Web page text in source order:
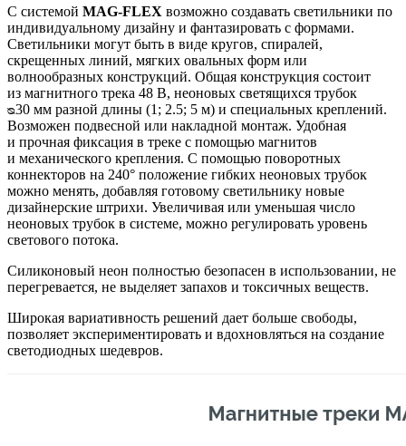
С системой MAG-FLEX возможно создавать светильники по
индивидуальному дизайну и фантазировать с формами.
Светильники могут быть в виде кругов, спиралей,
скрещенных линий, мягких овальных форм или
волнообразных конструкций. Общая конструкция состоит
из магнитного трека 48 В, неоновых светящихся трубок
ᴓ30 мм разной длины (1; 2.5; 5 м) и специальных креплений.
Возможен подвесной или накладной монтаж. Удобная
и прочная фиксация в треке с помощью магнитов
и механического крепления. С помощью поворотных
коннекторов на 240° положение гибких неоновых трубок
можно менять, добавляя готовому светильнику новые
дизайнерские штрихи. Увеличивая или уменьшая число
неоновых трубок в системе, можно регулировать уровень
светового потока.
Силиконовый неон полностью безопасен в использовании, не
перегревается, не выделяет запахов и токсичных веществ.
Широкая вариативность решений дает больше свободы,
позволяет экспериментировать и вдохновляться на создание
светодиодных шедевров.